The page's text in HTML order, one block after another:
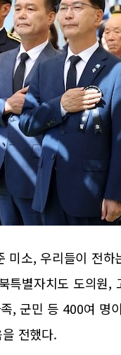
미소, 우리들이 전
특별자치도 도의원
, 군민 등 400여 명
전했다.